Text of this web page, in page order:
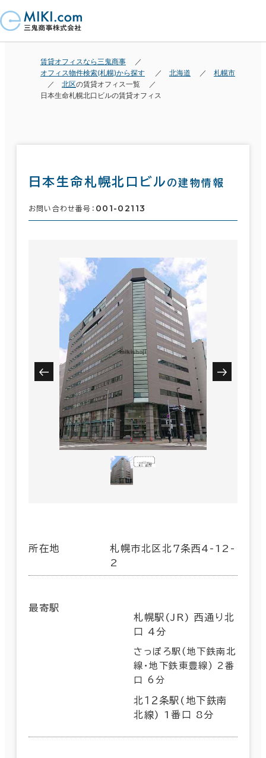
賃貸オフィスなら三鬼商事
オフィス物件検索(札幌)から探す
北海道
札幌市
北区の賃貸オフィス一覧
日本生命札幌北口ビルの賃貸オフィス
日本生命札幌北口ビル の建物情報
お問い合わせ番号： 001-02113
所在地
札幌市北区北７条西4-12-
2
最寄駅
札幌駅(JR) 西通り北
口 4分
さっぽろ駅(地下鉄南北
線･地下鉄東豊線) 2番
口 6分
北１２条駅(地下鉄南
北線) 1番口 8分